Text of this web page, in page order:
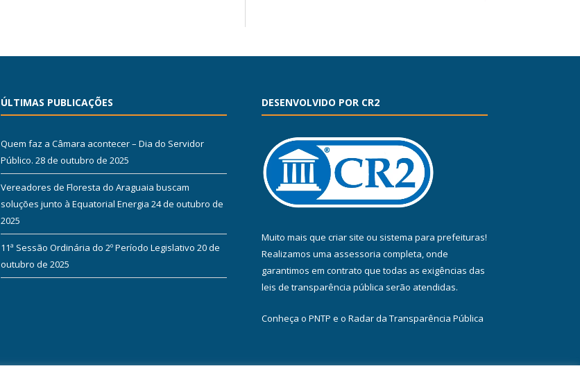
ÚLTIMAS PUBLICAÇÕES
Quem faz a Câmara acontecer – Dia do Servidor
Público. 28 de outubro de 2025
Vereadores de Floresta do Araguaia buscam
soluções junto à Equatorial Energia 24 de outubro de
2025
11ª Sessão Ordinária do 2º Período Legislativo 20 de
outubro de 2025
DESENVOLVIDO POR CR2
Muito mais que criar site ou sistema para prefeituras!
Realizamos uma assessoria completa, onde
garantimos em contrato que todas as exigências das
leis de transparência pública serão atendidas.
Conheça o PNTP e o Radar da Transparência Pública